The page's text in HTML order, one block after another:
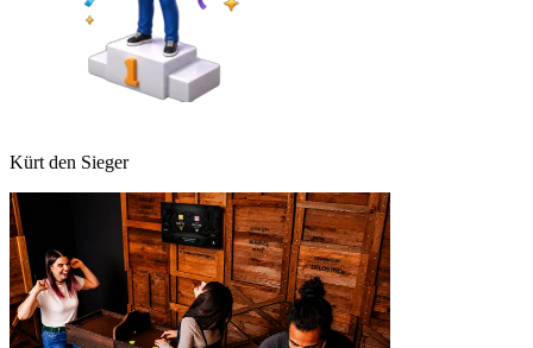
Kürt den Sieger